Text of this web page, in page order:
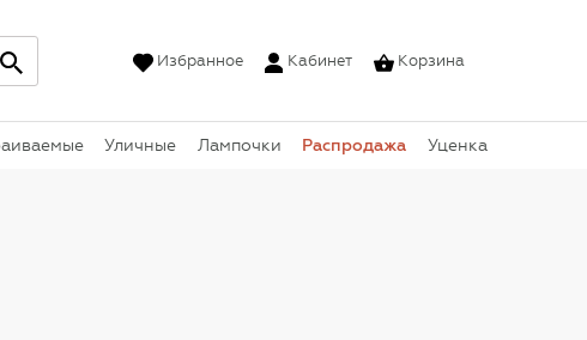
Избранное Кабинет Корзина
Уличные Лампочки Распродажа Уценка